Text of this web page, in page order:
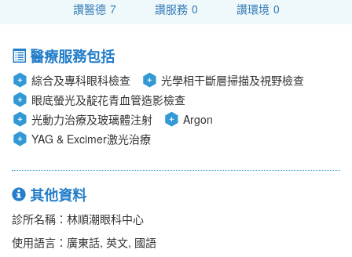
讚醫德 7 讚服務 0 讚環境 0
醫療服務包括
綜合及專科眼科檢查
光學相干斷層掃描及視野檢查
眼底螢光及靛花青血管造影檢查
光動力治療及玻璃體注射
Argon
YAG & Excimer激光治療
其他資料
診所名稱：林順潮眼科中心
使用語言：廣東話, 英文, 國語